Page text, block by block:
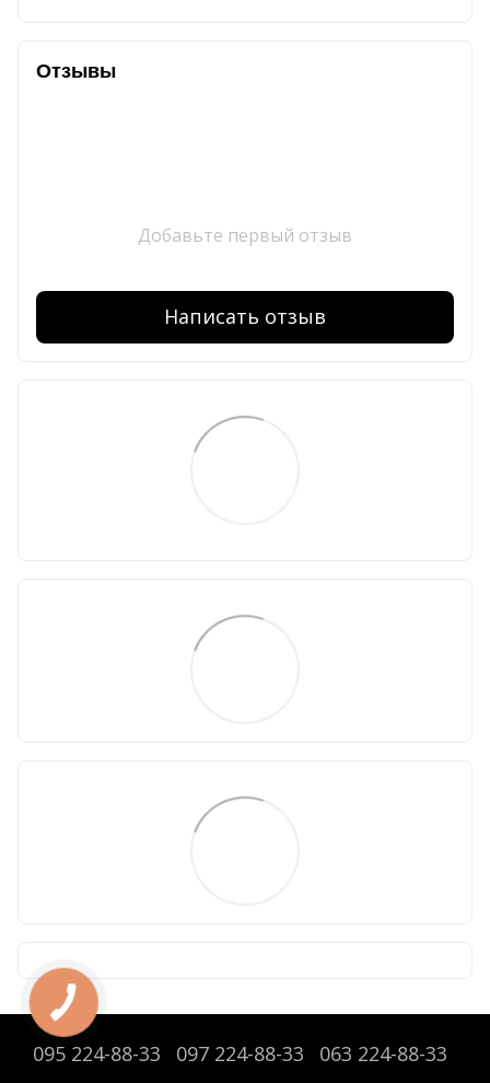
Отзывы
Добавьте первый отзыв
Написать отзыв
095 224-88-33 097 224-88-33 063 224-88-33